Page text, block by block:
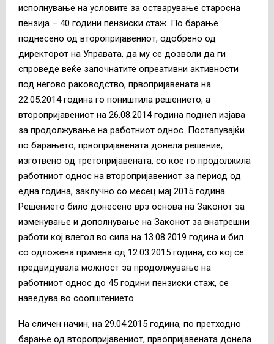
исполнување на условите за остварување старосна
пензија – 40 години пензиски стаж. По барање
поднесено од второпријавениот, одобрено од
директорот на Управата, да му се дозволи да ги
спроведе веќе започнатите опреативни активности
под негово раководство, првопријавената на
22.05.2014 година го поништила решението, а
второпријавениот на 26.08.2014 година поднел изјава
за продолжување на работниот однос. Постапувајќи
по барањето, првопријавената донела решение,
изготвено од третопријавената, со кое го продолжила
работниот однос на второпријавениот за период од
една година, заклучно со месец мај 2015 година.
Решението било донесено врз основа на Законот за
изменување и дополнување на Законот за внатрешни
работи кој влегол во сила на 13.08.2019 година и бил
со одложена примена од 12.03.2015 година, со кој се
предвидувала можност за продолжување на
работниот однос до 45 години пензиски стаж, се
наведува во соопштението.
На сличен начин, на 29.04.2015 година, по претходно
барање од второпријавениот, првопријавената донела